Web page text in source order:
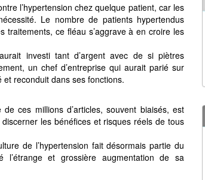
l’hypertension chez quelque patient, car les
Le nombre de patients hypertendus
traitements, ce fléau s’aggrave à en croire les
investi tant d’argent avec de si piètres
un chef d’entreprise qui aurait parié sur
et reconduit dans ses fonctions.
ces millions d’articles, souvent biaisés, est
les bénéfices et risques réels de tous
de l’hypertension fait désormais partie du
l’étrange et grossière augmentation de sa